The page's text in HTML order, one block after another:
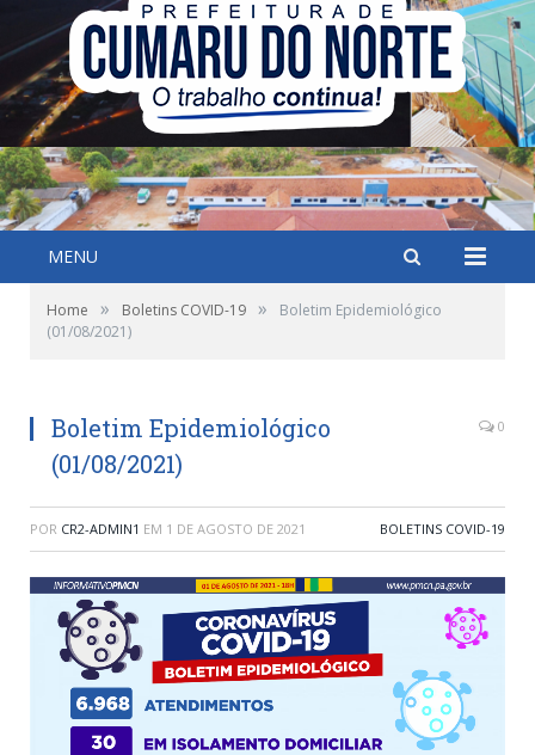
MENU
Home » Boletins COVID-19 »
Boletim Epidemiológico
(01/08/2021)
Boletim Epidemiológico
(01/08/2021)
0
POR CR2-ADMIN1 EM 1 DE AGOSTO DE 2021 BOLETINS COVID-19